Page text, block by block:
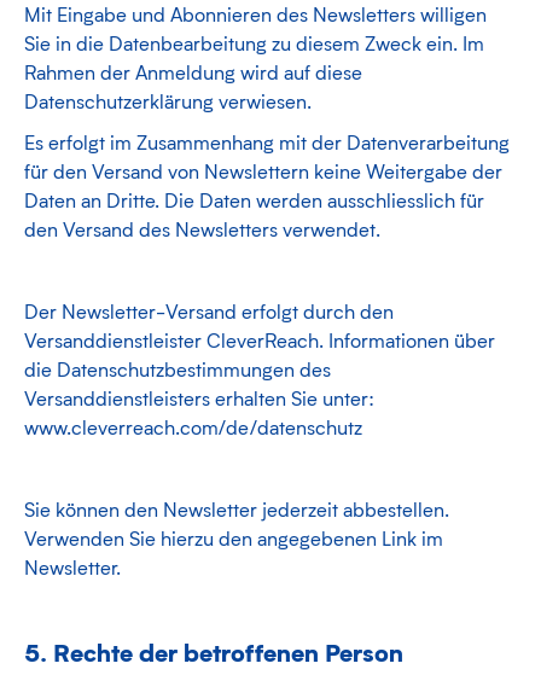
Mit Eingabe und Abonnieren des Newsletters willigen
Sie in die Datenbearbeitung zu diesem Zweck ein. Im
Rahmen der Anmeldung wird auf diese
Datenschutzerklärung verwiesen.
Es erfolgt im Zusammenhang mit der Datenverarbeitung
für den Versand von Newslettern keine Weitergabe der
Daten an Dritte. Die Daten werden ausschliesslich für
den Versand des Newsletters verwendet.
Der Newsletter-Versand erfolgt durch den
Versanddienstleister CleverReach. Informationen über
die Datenschutzbestimmungen des
Versanddienstleisters erhalten Sie unter:
www.cleverreach.com/de/datenschutz
Sie können den Newsletter jederzeit abbestellen.
Verwenden Sie hierzu den angegebenen Link im
Newsletter.
5. Rechte der betroffenen Person